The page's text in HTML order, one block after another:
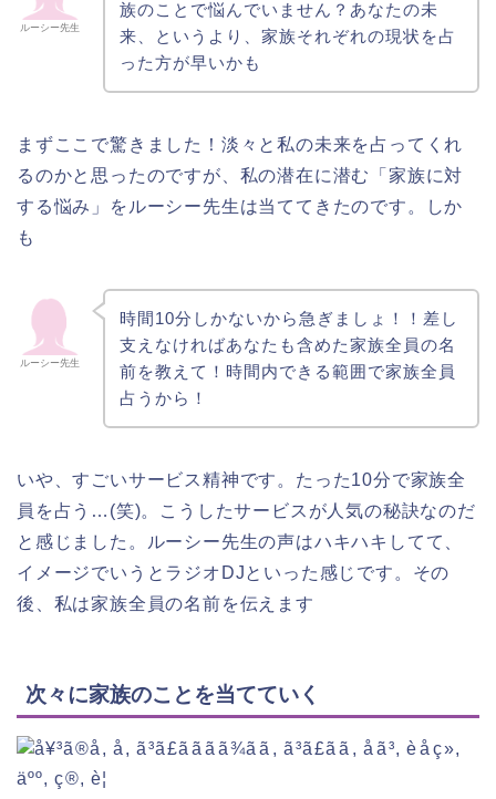
ルーシー先生
族のことで悩んでいません？あなたの未
来、というより、家族それぞれの現状を占
った方が早いかも
まずここで驚きました！淡々と私の未来を占ってくれ
るのかと思ったのですが、私の潜在に潜む「家族に対
する悩み」をルーシー先生は当ててきたのです。しか
も
ルーシー先生
時間10分しかないから急ぎましょ！！差し
支えなければあなたも含めた家族全員の名
前を教えて！時間内できる範囲で家族全員
占うから！
いや、すごいサービス精神です。たった10分で家族全
員を占う…(笑)。こうしたサービスが人気の秘訣なのだ
と感じました。ルーシー先生の声はハキハキしてて、
イメージでいうとラジオDJといった感じです。その
後、私は家族全員の名前を伝えます
次々に家族のことを当てていく